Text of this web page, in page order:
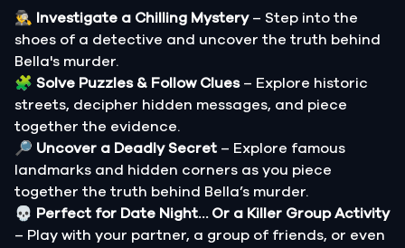
🕵️‍♂️ Investigate a Chilling Mystery– Step into the
shoes of a detective and uncover the truth behind
Bella's murder.
🧩 Solve Puzzles & Follow Clues– Explore historic
streets, decipher hidden messages, and piece
together the evidence.
🔎 Uncover a Deadly Secret – Explore famous
landmarks and hidden corners as you piece
together the truth behind Bella’s murder.
💀 Perfect for Date Night… Or a Killer Group Activity
– Play with your partner, a group of friends, or even